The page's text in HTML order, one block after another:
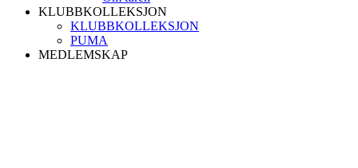
KLUBBKOLLEKSJON
KLUBBKOLLEKSJON
PUMA
MEDLEMSKAP